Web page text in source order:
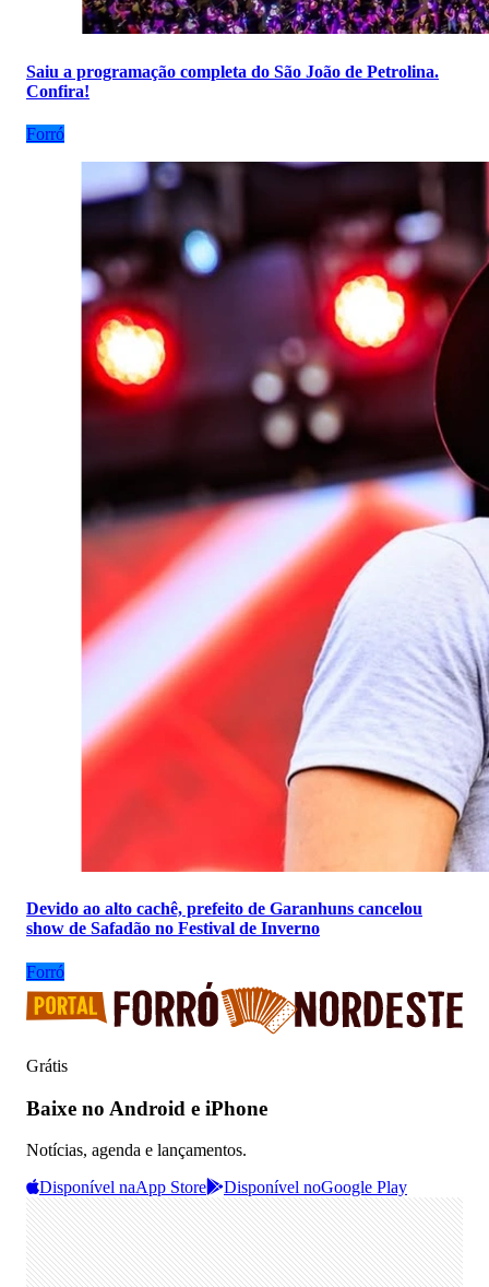
Saiu a programação completa do São João de Petrolina.
Confira!
Forró
Devido ao alto cachê, prefeito de Garanhuns cancelou
show de Safadão no Festival de Inverno
Forró
Grátis
Baixe no Android e iPhone
Notícias, agenda e lançamentos.
Disponível naApp Store Disponível noGoogle Play